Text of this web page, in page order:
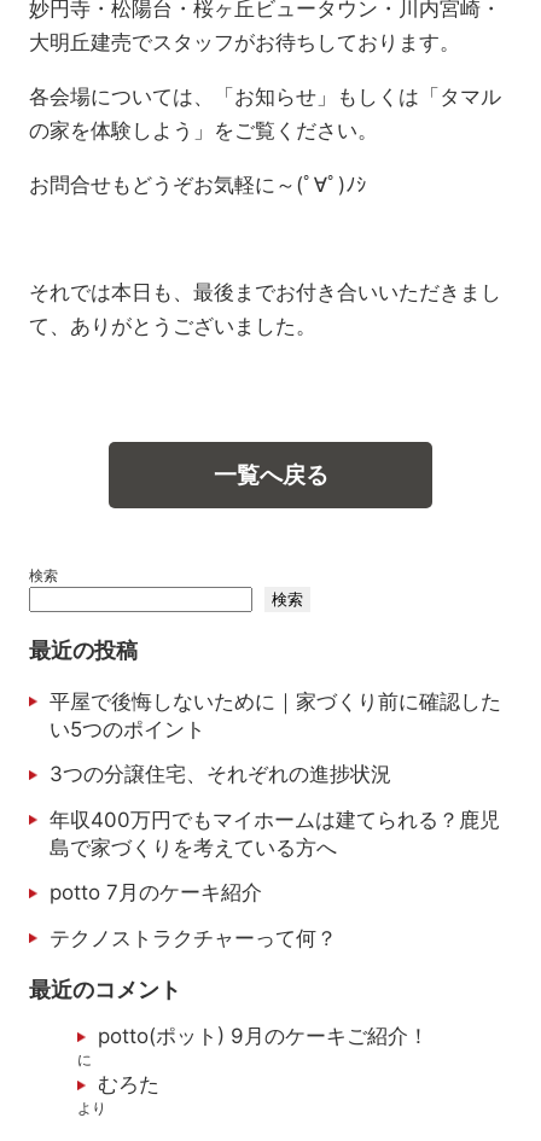
妙円寺・松陽台・桜ヶ丘ビュータウン・川内宮崎・
大明丘建売でスタッフがお待ちしております。
各会場については、「お知らせ」もしくは「タマル
の家を体験しよう」をご覧ください。
お問合せもどうぞお気軽に～(ﾟ∀ﾟ)ﾉｼ
それでは本日も、最後までお付き合いいただきまし
て、ありがとうございました。
一覧へ戻る
検索
検索
最近の投稿
平屋で後悔しないために｜家づくり前に確認した
い5つのポイント
3つの分譲住宅、それぞれの進捗状況
年収400万円でもマイホームは建てられる？鹿児
島で家づくりを考えている方へ
potto 7月のケーキ紹介
テクノストラクチャーって何？
最近のコメント
potto(ポット) 9月のケーキご紹介！
に
むろた
より